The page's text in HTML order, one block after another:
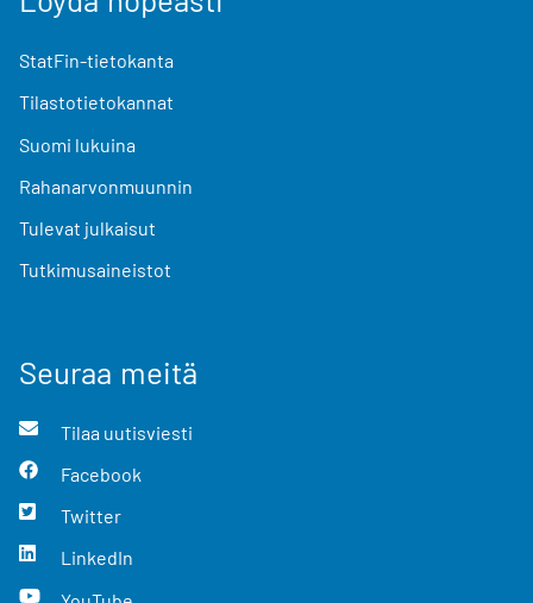
StatFin-tietokanta
Tilastotietokannat
Suomi lukuina
Rahanarvonmuunnin
Tulevat julkaisut
Tutkimusaineistot
Seuraa meitä
Tilaa uutisviesti
Facebook
Twitter
LinkedIn